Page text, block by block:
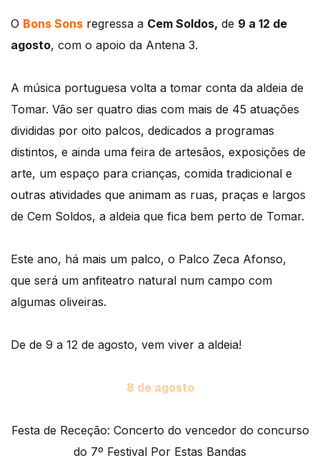
O Bons Sons regressa a Cem Soldos, de 9 a 12 de
agosto, com o apoio da Antena 3.
A música portuguesa volta a tomar conta da aldeia de
Tomar. Vão ser quatro dias com mais de 45 atuações
divididas por oito palcos, dedicados a programas
distintos, e ainda uma feira de artesãos, exposições de
arte, um espaço para crianças, comida tradicional e
outras atividades que animam as ruas, praças e largos
de Cem Soldos, a aldeia que fica bem perto de Tomar.
Este ano, há mais um palco, o Palco Zeca Afonso,
que será um anfiteatro natural num campo com
algumas oliveiras.
De de 9 a 12 de agosto, vem viver a aldeia!
8 de agosto
Festa de Receção: Concerto do vencedor do concurso
do 7º Festival Por Estas Bandas